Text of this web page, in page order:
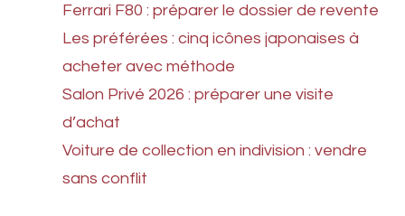
Ferrari F80 : préparer le dossier de revente
Les préférées : cinq icônes japonaises à
acheter avec méthode
Salon Privé 2026 : préparer une visite
d’achat
Voiture de collection en indivision : vendre
sans conflit